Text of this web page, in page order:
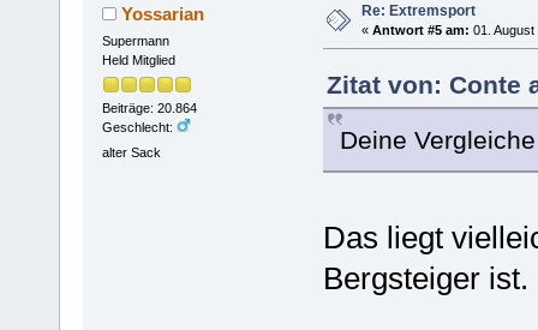
Yossarian
Supermann
Held Mitglied
Beiträge: 20.864
Geschlecht:
alter Sack
Re: Extremsport
« Antwort #5 am: 01. August
Zitat von: Conte
Deine
Das liegt
Bergsteiger